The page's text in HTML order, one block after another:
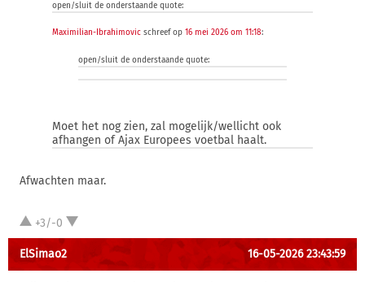
open/sluit de onderstaande quote:
Maximilian-Ibrahimovic schreef op 16 mei 2026 om 11:18:
open/sluit de onderstaande quote:
Moet het nog zien, zal mogelijk/wellicht ook
afhangen of Ajax Europees voetbal haalt.
Afwachten maar.
+3/-0
ElSimao2 16-05-2026 23:43:59